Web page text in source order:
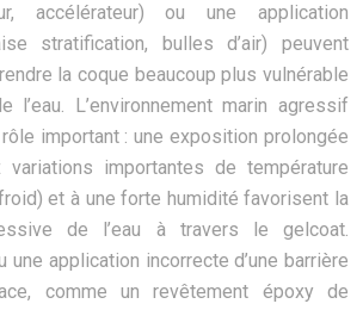
accélérateur) ou une application
stratification, bulles d’air) peuvent
la coque beaucoup plus vulnérable
l’eau. L’environnement marin agressif
important : une exposition prolongée
variations importantes de température
et à une forte humidité favorisent la
de l’eau à travers le gelcoat.
une application incorrecte d’une barrière
comme un revêtement époxy de